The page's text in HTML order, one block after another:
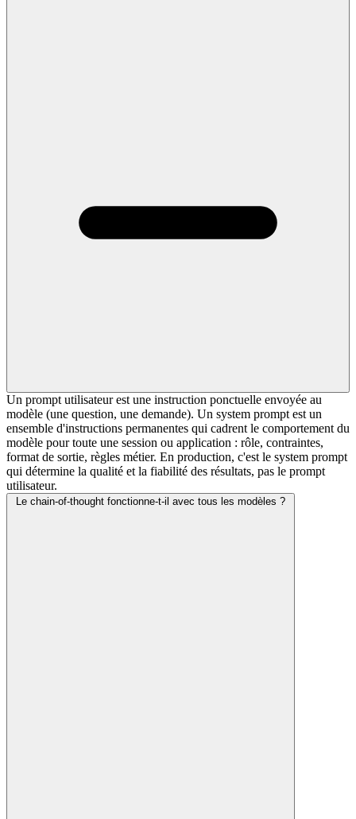
Un prompt utilisateur est une instruction ponctuelle envoyée au
modèle (une question, une demande). Un system prompt est un
ensemble d'instructions permanentes qui cadrent le comportement du
modèle pour toute une session ou application : rôle, contraintes,
format de sortie, règles métier. En production, c'est le system prompt
qui détermine la qualité et la fiabilité des résultats, pas le prompt
utilisateur.
Le chain-of-thought fonctionne-t-il avec tous les modèles ?